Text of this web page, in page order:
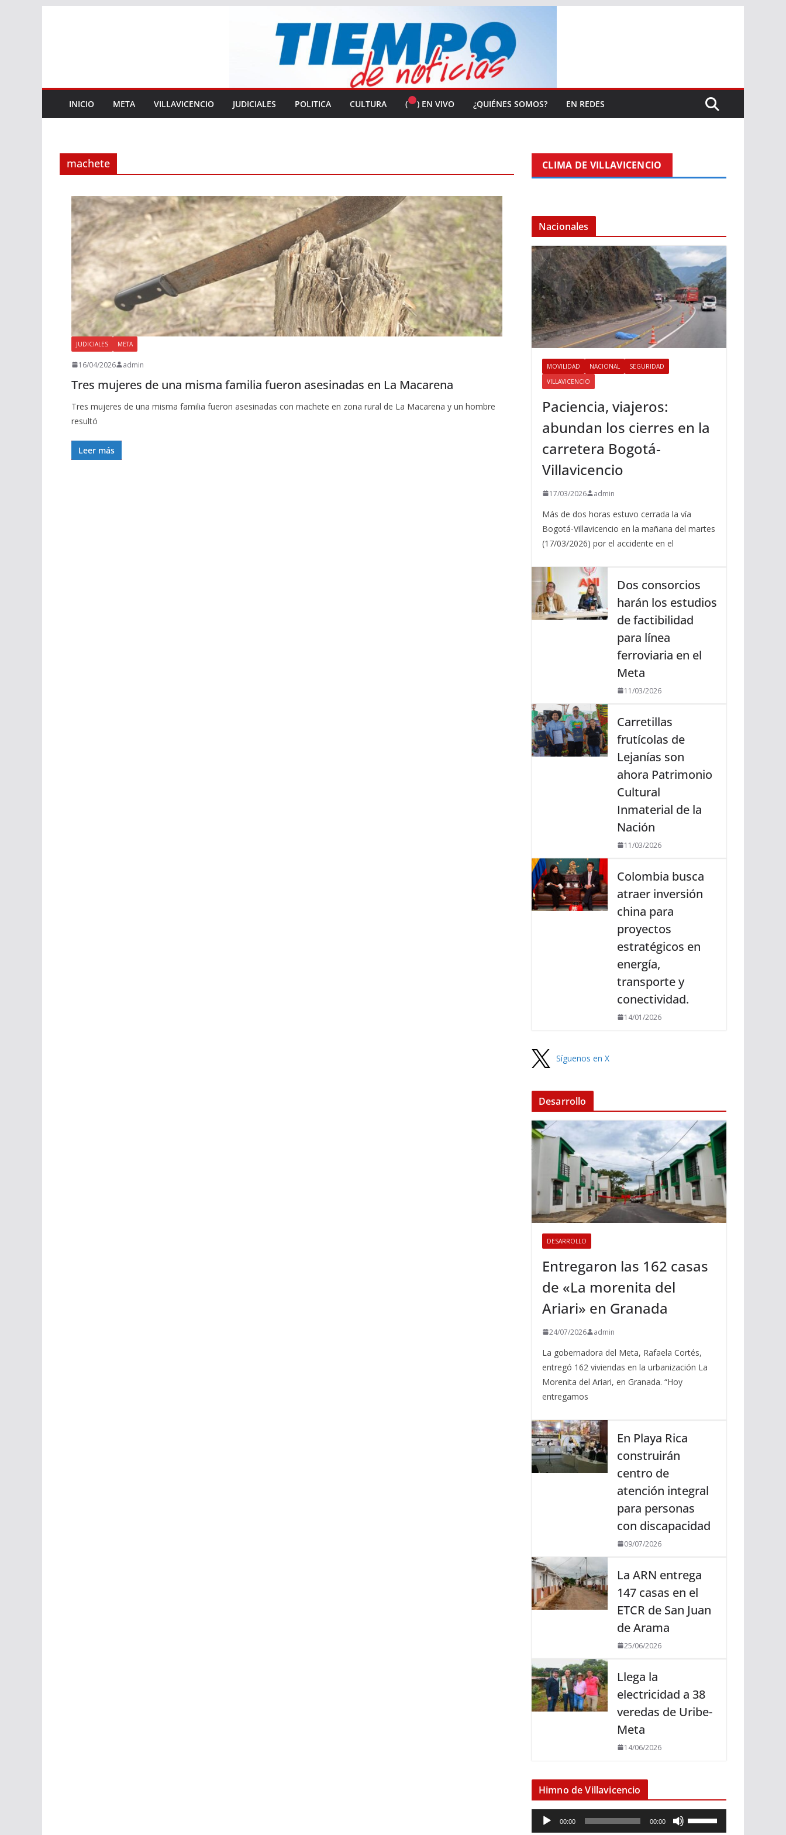
INICIO META VILLAVICENCIO JUDICIALES POLITICA CULTURA ( ) EN VIVO ¿QUIÉNES SOMOS? EN REDES
machete
JUDICIALES META
16/04/2026 admin
Tres mujeres de una misma familia fueron asesinadas en La Macarena
Tres mujeres de una misma familia fueron asesinadas con machete en zona rural de La Macarena y un hombre
resultó
Leer más
CLIMA DE VILLAVICENCIO
Nacionales
MOVILIDAD NACIONAL
SEGURIDAD
VILLAVICENCIO
Paciencia, viajeros:
abundan los cierres en la
carretera Bogotá-
Villavicencio
17/03/2026 admin
Más de dos horas estuvo cerrada la vía
Bogotá-Villavicencio en la mañana del martes
(17/03/2026) por el accidente en el
Dos consorcios
harán los estudios
de factibilidad
para línea
ferroviaria en el
Meta
11/03/2026
Carretillas
frutícolas de
Lejanías son
ahora Patrimonio
Cultural
Inmaterial de la
Nación
11/03/2026
Colombia busca
atraer inversión
china para
proyectos
estratégicos en
energía,
transporte y
conectividad.
14/01/2026
Síguenos en X
Desarrollo
DESARROLLO
Entregaron las 162 casas
de «La morenita del
Ariari» en Granada
24/07/2026 admin
La gobernadora del Meta, Rafaela Cortés,
entregó 162 viviendas en la urbanización La
Morenita del Ariari, en Granada. “Hoy
entregamos
En Playa Rica
construirán
centro de
atención integral
para personas
con discapacidad
09/07/2026
La ARN entrega
147 casas en el
ETCR de San Juan
de Arama
25/06/2026
Llega la
electricidad a 38
veredas de Uribe-
Meta
14/06/2026
Himno de Villavicencio
e
00:00 00:00